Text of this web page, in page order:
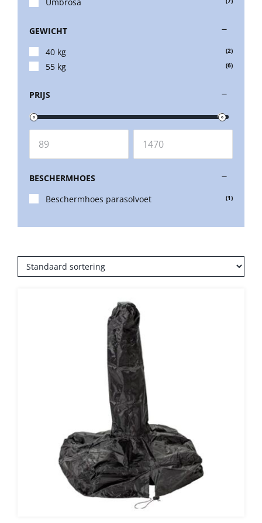
Schaduwdoeken
Snel leverbaar
Balkonklemmen
Glatz stofstalen collectie Sampleboeken
Umbrosa en Paraflex parasoldoeken
Onze merken
Umbrosa
GEWICHT
40 kg
(2)
55 kg (6)
PRIJS
BESCHERMHOES
Beschermhoes parasolvoet
(1)